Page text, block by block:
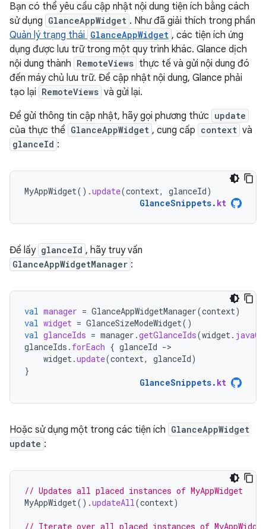
Bạn có thể yêu cầu cập nhật nội dung tiện ích bằng cách
sử dụng GlanceAppWidget . Như đã giải thích trong phần
Quản lý trạng thái GlanceAppWidget , các tiện ích ứng
dụng được lưu trữ trong một quy trình khác. Glance dịch
nội dung thành RemoteViews thực tế và gửi nội dung đó
đến máy chủ lưu trữ. Để cập nhật nội dung, Glance phải
tạo lại RemoteViews và gửi lại.
Để gửi thông tin cập nhật, hãy gọi phương thức update
của thực thể GlanceAppWidget , cung cấp context và
glanceId :
MyAppWidget().update(context, glanceId)
GlanceSnippets. kt
Để lấy glanceId , hãy truy vấn
GlanceAppWidgetManager :
val manager = GlanceAppWidgetManager(context)
val widget = GlanceSizeModeWidget()
val glanceIds = manager .getGlanceIds(widget.
glanceIds . forEach { glanceId -
widget.update(context, glanceId)
}
GlanceSnippets. kt
Hoặc sử dụng một trong các tiện ích GlanceAppWidget
update :
// Updates all placed instances of MyAppWidget
MyAppWidget().updateAll(context)
// Iterate over all placed instances of